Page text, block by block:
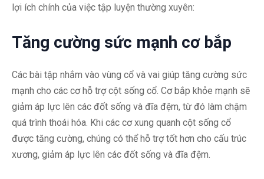
lợi ích chính của việc tập luyện thường xuyên:
Tăng cường sức mạnh cơ bắp
Các bài tập nhắm vào vùng cổ và vai giúp tăng cường sức
mạnh cho các cơ hỗ trợ cột sống cổ. Cơ bắp khỏe mạnh sẽ
giảm áp lực lên các đốt sống và đĩa đệm, từ đó làm chậm
quá trình thoái hóa. Khi các cơ xung quanh cột sống cổ
được tăng cường, chúng có thể hỗ trợ tốt hơn cho cấu trúc
xương, giảm áp lực lên các đốt sống và đĩa đệm.